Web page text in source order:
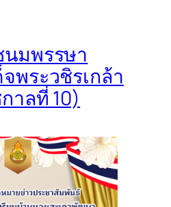
มพรรษา
พระวชิรเกล้า
าลที่ 10)